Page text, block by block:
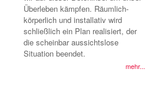
Überleben kämpfen. Räumlich-
körperlich und installativ wird
schließlich ein Plan realisiert, der
die scheinbar aussichtslose
Situation beendet.
mehr...